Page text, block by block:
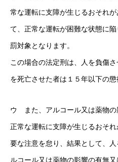
常な運転に支障が生じるおそれ
て、正常な運転が困難な状態に
罰対象となります。
この場合の法定刑は、人を負傷
を死亡させた者は１５年以下の懲
ウ また、アルコール又は薬物の
正常な運転に支障が生じるおそ
要な注意を怠り、結果として、
ルコール又は薬物の影響の有無